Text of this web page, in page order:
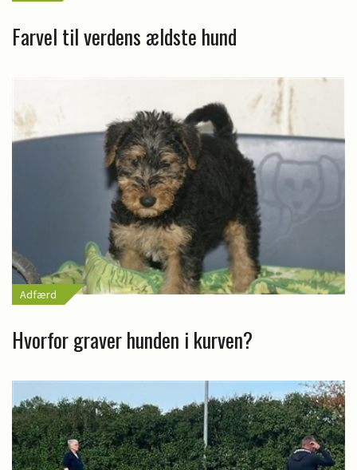
Farvel til verdens ældste hund
Adfærd
Hvorfor graver hunden i kurven?